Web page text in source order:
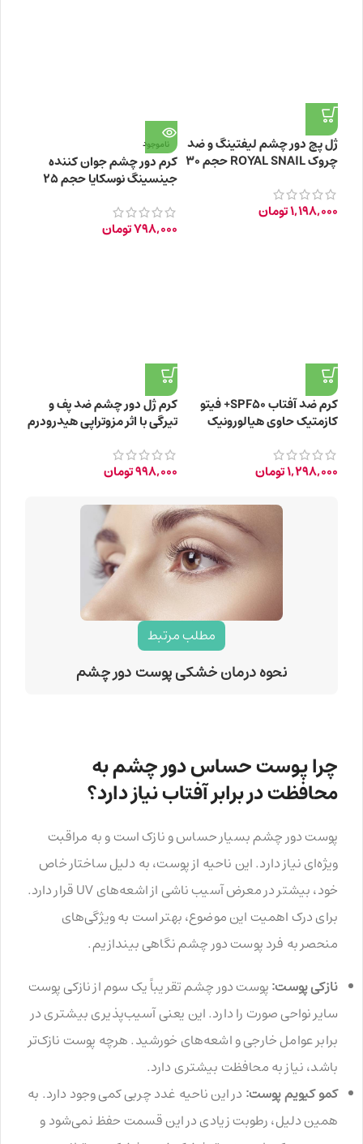
ژل پچ دور چشم لیفتینگ و ضد
چروک ROYAL SNAIL حجم ۳۰
1,198,000تومان
ناموجود
کرم دور چشم جوان کننده
جینسینگ نوسکایا حجم 25
798,000تومان
کرم ضد آفتاب SPF50+ فیتو
کازمتیک حاوی هیالورونیک
1,298,000تومان
کرم ژل دور چشم ضد پف و
تیرگی با اثر مزوتراپی هیدرودرم
998,000تومان
مطلب مرتبط
نحوه درمان خشکی پوست دور چشم
چرا پوست حساس دور چشم به
محافظت در برابر آفتاب نیاز دارد؟
پوست دور چشم بسیار حساس و نازک است و به مراقبت
ویژه‌ای نیاز دارد. این ناحیه از پوست، به دلیل ساختار خاص
خود، بیشتر در معرض آسیب ناشی از اشعه‌های UV قرار دارد.
برای درک اهمیت این موضوع، بهتر است به ویژگی‌های
منحصر به فرد پوست دور چشم نگاهی بیندازیم.
نازکی پوست:پوست دور چشم تقریباً یک سوم از نازکی پوست
سایر نواحی صورت را دارد. این یعنی آسیب‌پذیری بیشتری در
برابر عوامل خارجی و اشعه‌های خورشید. هرچه پوست نازک‌تر
باشد، نیاز به محافظت بیشتری دارد.
کمو کیویم پوست: در این ناحیه غدد چربی کمی وجود دارد. به
همین دلیل، رطوبت زیادی در این قسمت حفظ نمی‌شود و